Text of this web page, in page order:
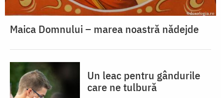
Maica Domnului – marea noastră nădejde
Un leac pentru gândurile
care ne tulbură